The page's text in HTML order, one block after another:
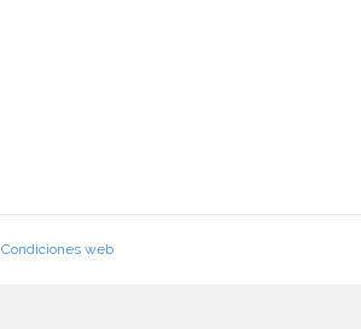
Condiciones web